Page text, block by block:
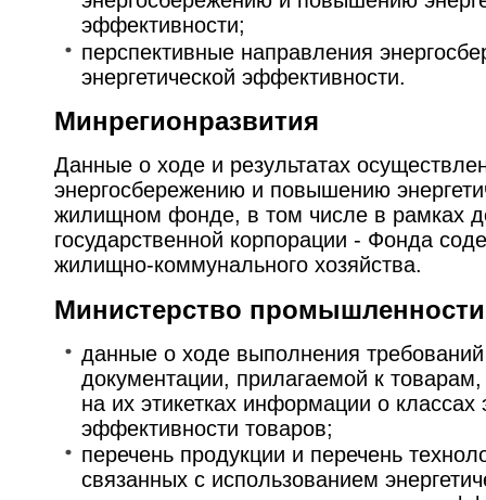
эффективности;
перспективные направления
энергетической эффективности.
Минрегионразвития
Данные о ходе и результатах
энергосбережению и повышению
жилищном фонде, в том числе в рамках
государственной корпорации - Фонда
жилищно-коммунального хозяйства.
Министерство
данные о ходе выполнения
документации, прилагаемой к
на их этикетках информации о классах
эффективности товаров;
перечень продукции и перечень
связанных с использованием